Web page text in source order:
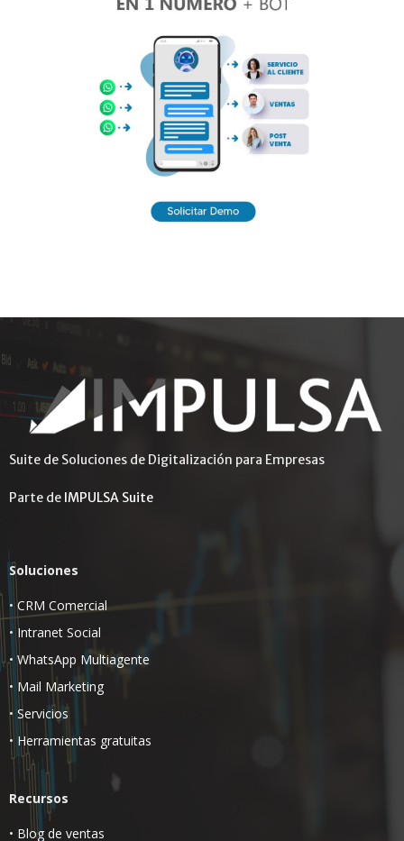
Suite de Soluciones de Digitalización para Empresas
Parte de IMPULSA Suite
Soluciones
• CRM Comercial
• Intranet Social
• WhatsApp Multiagente
• Mail Marketing
• Servicios
• Herramientas gratuitas
Recursos
• Blog de ventas